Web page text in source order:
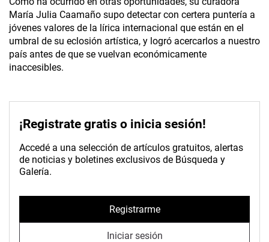
María Julia Caamaño supo detectar con certera puntería a
jóvenes valores de la lírica internacional que están en el
umbral de su eclosión artística, y logró acercarlos a nuestro
país antes de que se vuelvan económicamente
inaccesibles.
¡Registrate gratis o inicia sesión!
Accedé a una selección de artículos gratuitos, alertas
de noticias y boletines exclusivos de Búsqueda y
Galería.
Registrarme
Iniciar sesión